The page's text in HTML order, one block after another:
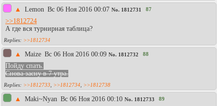
▲ Lemon Вc 06 Ноя 2016 00:07 No. 1812731 87
>>1812724
А где вся турнирная таблица?
>>1812734
▲ Maize Вc 06 Ноя 2016 00:09 No. 1812732 88
Пойду спать.
Снова засну в 7 утра.
>>1812733 >>1812734 >>1812738
▲ Maki~Nyan Вc 06 Ноя 2016 00:10 No. 1812733 89